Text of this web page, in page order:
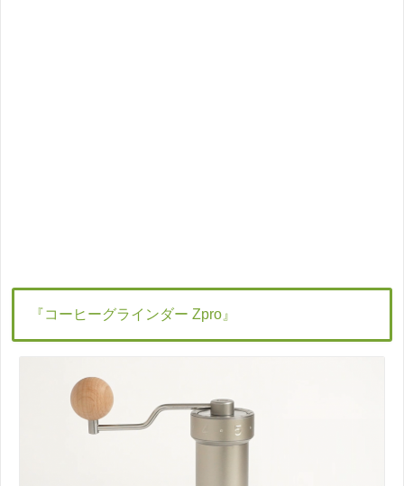
『コーヒーグラインダー Zpro』